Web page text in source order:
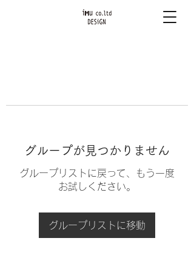
グループが見つかりません
グループリストに戻って、もう一度
お試しください。
グループリストに移動